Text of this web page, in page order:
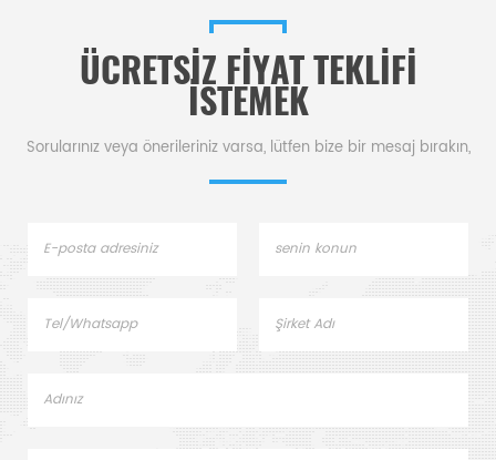
Instruments, iyi bir alternatif
DSC numune tavası.
ÜCRETSIZ FIYAT TEKLIFI
ISTEMEK
Sorularınız veya önerileriniz varsa, lütfen bize bir mesaj bırakın,